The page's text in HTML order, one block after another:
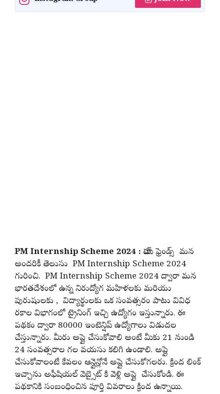
PM Internship Scheme 2024 : హాయ్ ఫ్రెండ్స్ మన
అందరికీ తెలుసు PM Internship Scheme 2024
గురించి. PM Internship Scheme 2024 ద్వారా మన
భారతదేశంలో ఉన్న నిరుద్యోగ మహిళలకు మరియు
పురుషులకు , విద్యార్థులకు ఒక సంవత్సరం పాటు వివిధ
రకాల విభాగంలో ట్రైనింగ్ ఇచ్చి ఉద్యోగం ఇస్తున్నారు. ఈ
పథకం ద్వారా 80000 ఇంటెన్షిప్ ఉద్యోగాలు విడుదల
చేస్తున్నారు. మీరు అప్లై చేసుకోవాలి అంటే మీకు 21 నుండి
24 సంవత్సరాల గల వయసు కలిగి ఉండాలి. అప్లై
చేసుకోవాలంటే కేవలం ఆన్లైన్లోనే అప్లై చేసుకోగలరు. క్రింద లింక్
ఇచ్చాను అఫీషియల్ వెబ్సైట్ కి వెళ్లి అప్లై చేసుకోండి. ఈ
పథకానికి సంబంధించిన పూర్తి వివరాలు క్రింద ఉన్నాయి.